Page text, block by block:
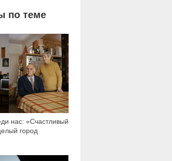
по теме
нас: «Счастливый
город